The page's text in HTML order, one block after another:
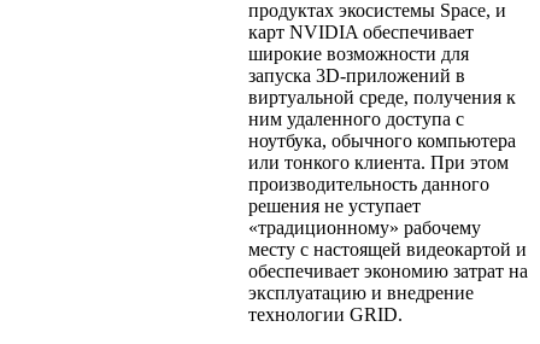
продуктах экосистемы Space, и
карт NVIDIA обеспечивает
широкие возможности для
запуска 3D-приложений в
виртуальной среде, получения к
ним удаленного доступа с
ноутбука, обычного компьютера
или тонкого клиента. При этом
производительность данного
решения не уступает
«традиционному» рабочему
месту с настоящей видеокартой и
обеспечивает экономию затрат на
эксплуатацию и внедрение
технологии GRID.